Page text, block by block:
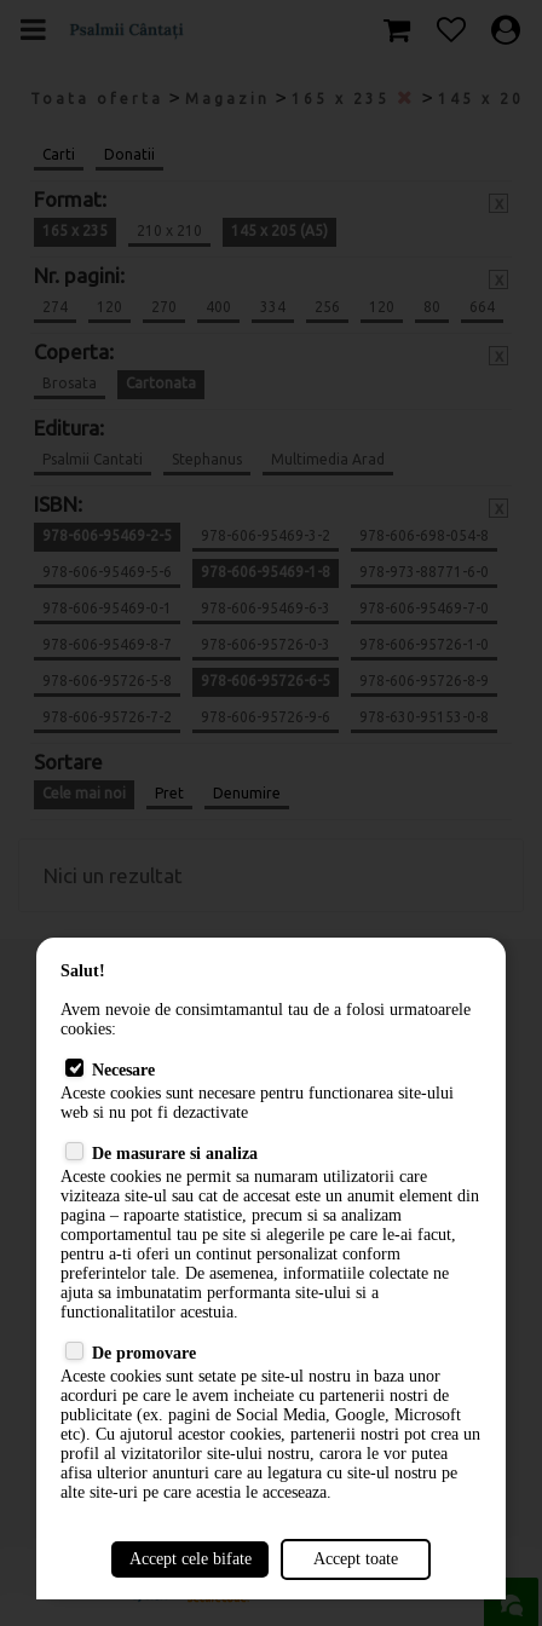
Toata oferta > Magazin > 165 x 235 > 145 x
Carti Donatii
Format:
165 x 235 210 x 210 145 x 205 (A5)
Nr. pagini:
274 120 270 400 334 256 120 80 664
Coperta:
Brosata Cartonata
Editura:
Psalmii Cantati Stephanus Multimedia Arad
ISBN:
978-606-95469-2-5 978-606-95469-3-2 978-606-698-054-8
978-606-95469-5-6 978-606-95469-1-8 978-973-88771-6-0
978-606-95469-0-1 978-606-95469-6-3 978-606-95469-7-0
978-606-95469-8-7 978-606-95726-0-3 978-606-95726-1-0
978-606-95726-5-8 978-606-95726-6-5 978-606-95726-8-9
978-606-95726-7-2 978-606-95726-9-6 978-630-95153-0-8
Sortare
Cele mai noi Pret Denumire
Nici un rezultat
Cum comand
Livrare
Contact
Politica de confidentialitate
ANPC
ABONARE LA NEWSLETTER
ABONARE
Salut!
Avem nevoie de consimtamantul tau de a folosi urmatoarele
cookies:
Necesare
Aceste cookies sunt necesare pentru functionarea site-ului
web si nu pot fi dezactivate
De masurare si analiza
Aceste cookies ne permit sa numaram utilizatorii care
viziteaza site-ul sau cat de accesat este un anumit element din
pagina – rapoarte statistice, precum si sa analizam
comportamentul tau pe site si alegerile pe care le-ai facut,
pentru a-ti oferi un continut personalizat conform
preferintelor tale. De asemenea, informatiile colectate ne
ajuta sa imbunatatim performanta site-ului si a
functionalitatilor acestuia.
De promovare
Aceste cookies sunt setate pe site-ul nostru in baza unor
acorduri pe care le avem incheiate cu partenerii nostri de
publicitate (ex. pagini de Social Media, Google, Microsoft
etc). Cu ajutorul acestor cookies, partenerii nostri pot crea un
profil al vizitatorilor site-ului nostru, carora le vor putea
afisa ulterior anunturi care au legatura cu site-ul nostru pe
alte site-uri pe care acestia le acceseaza.
Accept cele bifate Accept toate